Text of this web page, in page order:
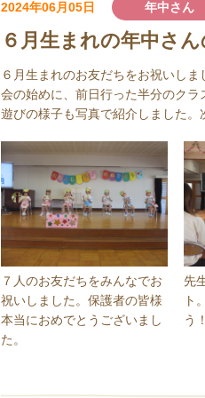
2024年06月05日 年中さん
６月生まれの年中さ
６月生まれのお友だちをお祝いしま
会の始めに、前日行った半分のク
遊びの様子も写真で紹介しました。
７人のお友だちをみんなでお
祝いしました。保護者の皆様
本当におめでとうございまし
た。
先
ト
う